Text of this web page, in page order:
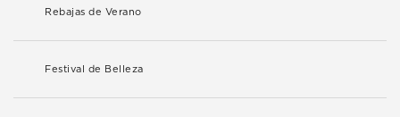
Rebajas de Verano
Festival de Belleza